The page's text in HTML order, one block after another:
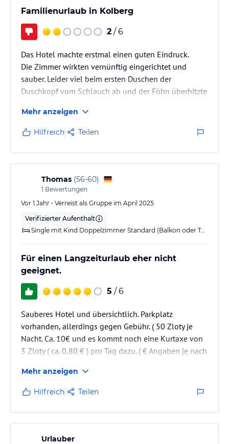
Familienurlaub in Kolberg
2 / 6
Das Hotel machte erstmal einen guten Eindruck.
Die Zimmer wirkten vernünftig eingerichtet und
sauber. Leider viel beim ersten Duschen der
Duschkopf vom Schlauch ab und der Föhn überhitzte
das an der Rezeption angemerkt hatte, wurde dieses
zügig behoben. Womit auf jeden Fall gepunktet
wurde, war die Terrasse und der direkte zugang zum
Spielplatz. Dies war für unsere Kinder ideal. Zu dem
gab es eine Sauna, leider nur 80°C, ist aber
geschmackssache, und einen Whirlpool.…
Mehr anzeigen
Hilfreich Teilen
Thomas (56-60)
1 Bewertungen
Vor 1 Jahr • Verreist als Gruppe im April 2025
Verifizierter Aufenthalt
Single mit Kind Doppelzimmer Standard (Balkon oder Terrasse)
Für einen Langzeiturlaub eher nicht
geeignet.
5 / 6
Sauberes Hotel und übersichtlich. Parkplatz
vorhanden, allerdings gegen Gebühr. ( 50 Zloty je
Nacht. Ca. 10€ und es kommt noch eine Kurtaxe von
3 Zloty ( ca. 0,80 € ) pro Tag dazu. ( € Angaben je nach
Mehr anzeigen
Hilfreich Teilen
Urlauber